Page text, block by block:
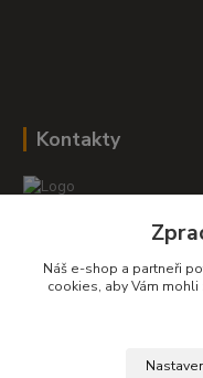
Kontakty
+420 604 278 943
obchod-
Náš e-shop a partneři
cookies, aby Vám